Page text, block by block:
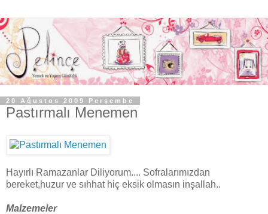
20 Ağustos 2009 Perşembe
Pastırmalı Menemen
Hayırlı Ramazanlar Diliyorum.... Sofralarımızdan
bereket,huzur ve sıhhat hiç eksik olmasın inşallah..
Malzemeler